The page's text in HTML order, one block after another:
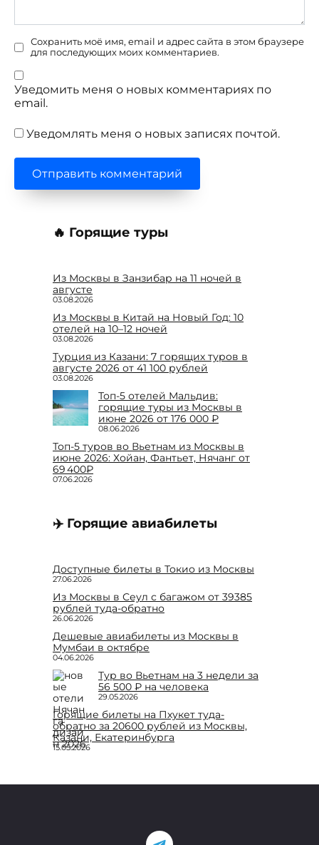
Сохранить моё имя, email и адрес сайта в этом браузере
для последующих моих комментариев.
Уведомить меня о новых комментариях по
email.
Уведомлять меня о новых записях почтой.
🔥 Горящие туры
Из Москвы в Занзибар на 11 ночей в
августе
03.08.2026
Из Москвы в Китай на Новый Год: 10
отелей на 10–12 ночей
03.08.2026
Турция из Казани: 7 горящих туров в
августе 2026 от 41 100 рублей
03.08.2026
Топ-5 отелей Мальдив:
горящие туры из Москвы в
июне 2026 от 176 000 ₽
08.06.2026
Топ-5 туров во Вьетнам из Москвы в
июне 2026: Хойан, Фантьет, Нячанг от
69 400₽
07.06.2026
✈️ Горящие авиабилеты
Доступные билеты в Токио из Москвы
27.06.2026
Из Москвы в Сеул с багажом от 39385
рублей туда-обратно
26.06.2026
Дешевые авиабилеты из Москвы в
Мумбаи в октябре
04.06.2026
Тур во Вьетнам на 3 недели за
56 500 ₽ на человека
29.05.2026
Горящие билеты на Пхукет туда-
обратно за 20600 рублей из Москвы,
Казани, Екатеринбурга
15.05.2026